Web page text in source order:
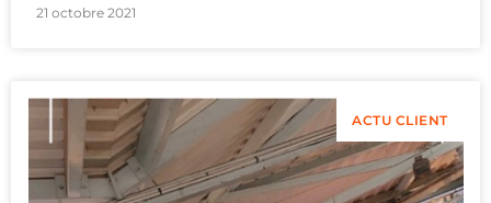
21 octobre 2021
ACTU CLIENT